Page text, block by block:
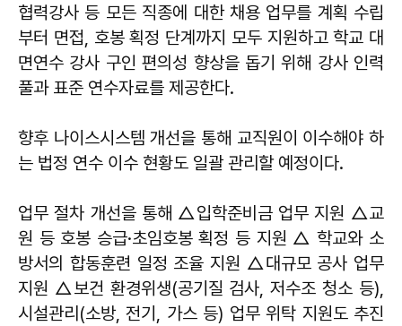
협력강사 등 모든 직종에 대한 채용 업무를 계획 수립
부터 면접, 호봉 획정 단계까지 모두 지원하고 학교 대
면연수 강사 구인 편의성 향상을 돕기 위해 강사 인력
풀과 표준 연수자료를 제공한다.
향후 나이스시스템 개선을 통해 교직원이 이수해야 하
는 법정 연수 이수 현황도 일괄 관리할 예정이다.
업무 절차 개선을 통해 △입학준비금 업무 지원 △교
원 등 호봉 승급·초임호봉 획정 등 지원 △ 학교와 소
방서의 합동훈련 일정 조율 지원 △대규모 공사 업무
지원 △보건 환경위생(공기질 검사, 저수조 청소 등),
시설관리(소방, 전기, 가스 등) 업무 위탁 지원도 추진